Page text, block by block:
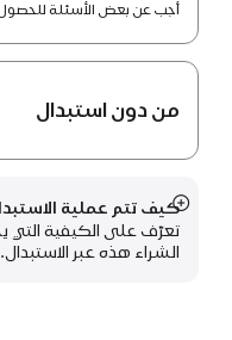
أجب عن بعض الأسئلة
من دون استبدال
كيف تتم عملية
تعرّف على الكيفية التي
الشراء هذه عبر
عرض
المزيد